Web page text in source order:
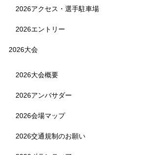
【受付終了】参加費無料! 5月6日(祝) 「小学生ラン教室」
2026アクセス・選手駐車場
2026エントリー
2026大会
2026大会概要
2026アンバサダー
2026会場マップ
2026交通規制のお願い